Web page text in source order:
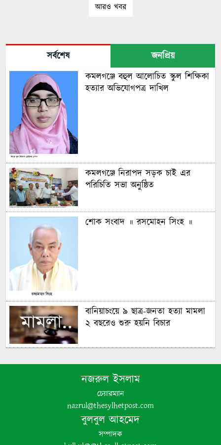
আরও খবর
সর্বশেষ
জনপ্রিয়
কমলগঞ্জে বহুল আলোচিত স্কুল শিক্ষিকা
হত্যার অভিযোগপত্র দাখিল
কমলগঞ্জে নিরাপদ সড়ক চাই এর
পরিচিতি সভা অনুষ্ঠিত
শোক সংবাদ ॥ রসমোহন সিংহ ॥
বানিয়াচংয়ে ৯ ছাত্র-জনতা হত্যা মামলা
২ বছরেও শুরু হয়নি বিচার
অঙ্গীকার বিএনপির- জিকে গউছ
পঞ্চগড়ে ইয়াবা সহ গ্রেপ্তার যুবদল নেতা
নজরুল ইসলাম
চেয়ারম্যান
nazrul@thesylhetpost.com
বুলবুল আহমেদ
সম্পাদক